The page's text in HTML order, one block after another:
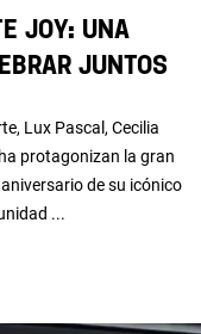
Joy: una
juntos
Lux Pascal, Cecilia
protagonizan la gran
de su icónico
...